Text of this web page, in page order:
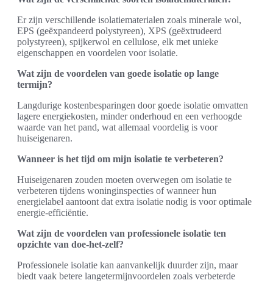
Er zijn verschillende isolatiematerialen zoals minerale wol,
EPS (geëxpandeerd polystyreen), XPS (geëxtrudeerd
polystyreen), spijkerwol en cellulose, elk met unieke
eigenschappen en voordelen voor isolatie.
Wat zijn de voordelen van goede isolatie op lange
termijn?
Langdurige kostenbesparingen door goede isolatie omvatten
lagere energiekosten, minder onderhoud en een verhoogde
waarde van het pand, wat allemaal voordelig is voor
huiseigenaren.
Wanneer is het tijd om mijn isolatie te verbeteren?
Huiseigenaren zouden moeten overwegen om isolatie te
verbeteren tijdens woninginspecties of wanneer hun
energielabel aantoont dat extra isolatie nodig is voor optimale
energie-efficiëntie.
Wat zijn de voordelen van professionele isolatie ten
opzichte van doe-het-zelf?
Professionele isolatie kan aanvankelijk duurder zijn, maar
biedt vaak betere langetermijnvoordelen zoals verbeterde